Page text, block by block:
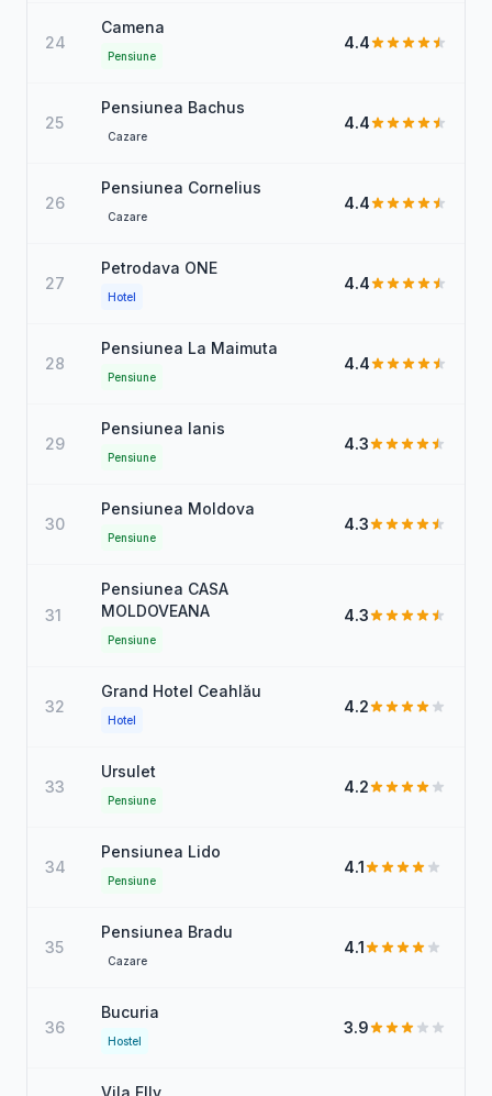
24
Camena
Pensiune
4.4
25
Pensiunea Bachus
Cazare
4.4
26
Pensiunea Cornelius
Cazare
4.4
27
Petrodava ONE
Hotel
4.4
28
Pensiunea La Maimuta
Pensiune
4.4
29
Pensiunea Ianis
Pensiune
4.3
30
Pensiunea Moldova
Pensiune
4.3
31
Pensiunea CASA
MOLDOVEANA
Pensiune
4.3
32
Grand Hotel Ceahlău
Hotel
4.2
33
Ursulet
Pensiune
4.2
34
Pensiunea Lido
Pensiune
4.1
35
Pensiunea Bradu
Cazare
4.1
36
Bucuria
Hostel
3.9
Vila Elly